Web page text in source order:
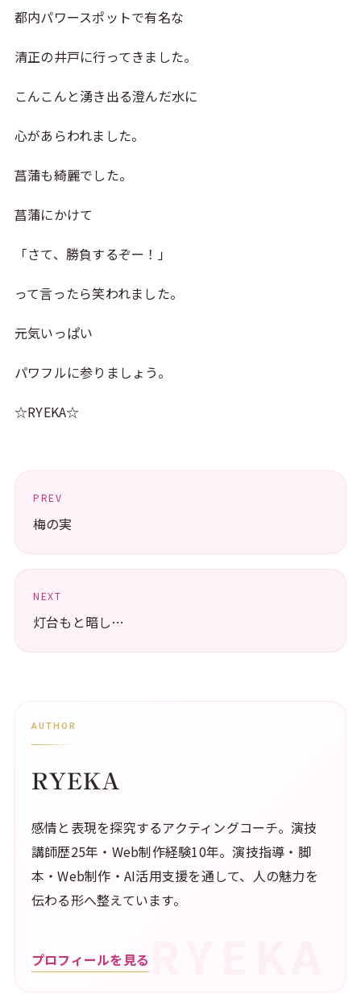
都内パワースポットで有名な
清正の井戸に行ってきました。
こんこんと湧き出る澄んだ水に
心があらわれました。
菖蒲も綺麗でした。
菖蒲にかけて
「さて、勝負するぞー！」
って言ったら笑われました。
元気いっぱい
パワフルに参りましょう。
☆RYEKA☆
PREV
梅の実
NEXT
灯台もと暗し…
AUTHOR
RYEKA
感情と表現を探究するアクティングコーチ。演技
講師歴25年・Web制作経験10年。演技指導・脚
本・Web制作・AI活用支援を通して、人の魅力を
伝わる形へ整えています。
プロフィールを見る